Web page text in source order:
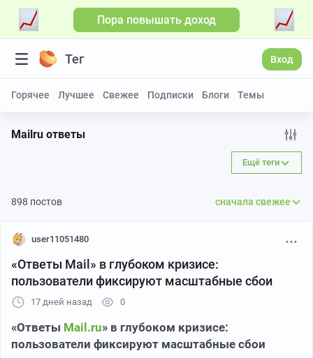
Пора повышать доход
Тег Вход
Горячее Лучшее Свежее Подписки Блоги Темы
Mailru ответы
Ещё теги
898 постов сначала свежее
user11051480
«Ответы Mail» в глубоком кризисе:
пользователи фиксируют масштабные сбои
17 дней назад 0
«Ответы Mail.ru» в глубоком кризисе:
пользователи фиксируют масштабные сбои